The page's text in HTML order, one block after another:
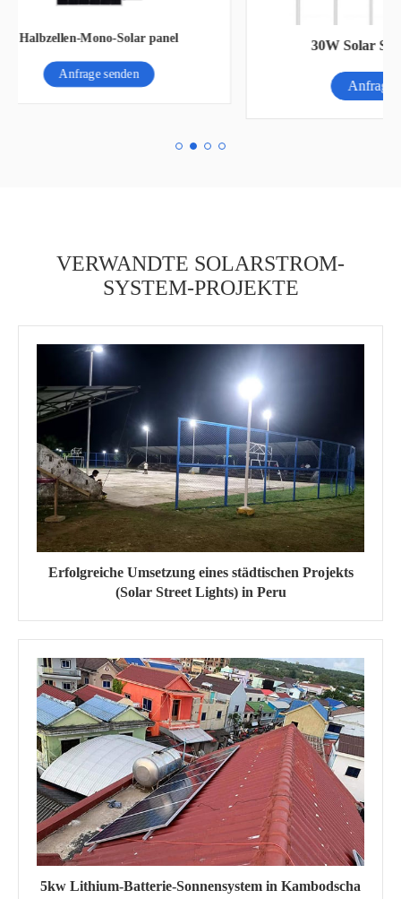
30W Solar Straßen leuchte
VERWANDTE SOLARSTROM-
SYSTEM-PROJEKTE
Erfolgreiche Umsetzung eines städtischen Projekts
(Solar Street Lights) in Peru
5kw Lithium-Batterie-Sonnensystem in Kambodscha